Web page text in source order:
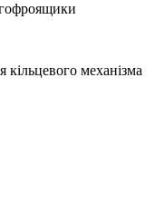
кільцевого механізма